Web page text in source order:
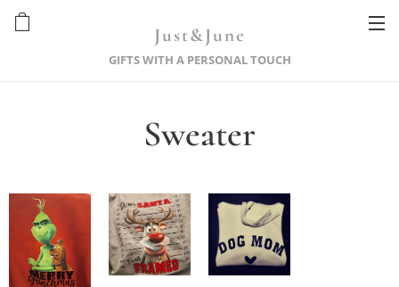
Just&June
GIFTS WITH A PERSONAL TOUCH
Sweater